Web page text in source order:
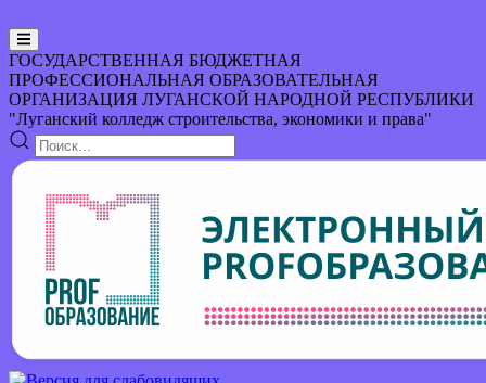
ГОСУДАРСТВЕННАЯ БЮДЖЕТНАЯ
ПРОФЕССИОНАЛЬНАЯ ОБРАЗОВАТЕЛЬНАЯ
ОРГАНИЗАЦИЯ ЛУГАНСКОЙ НАРОДНОЙ РЕСПУБЛИКИ
"Луганский колледж строительства, экономики и права"